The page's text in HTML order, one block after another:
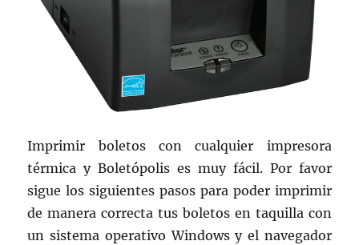
Imprimir boletos con cualquier impresora
térmica y Boletópolis es muy fácil. Por favor
sigue los siguientes pasos para poder imprimir
de manera correcta tus boletos en taquilla con
un sistema operativo Windows y el navegador